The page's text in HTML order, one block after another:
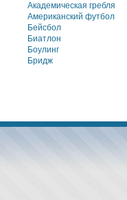
Академическая гребля
Американский футбол
Бейсбол
Биатлон
Боулинг
Бридж